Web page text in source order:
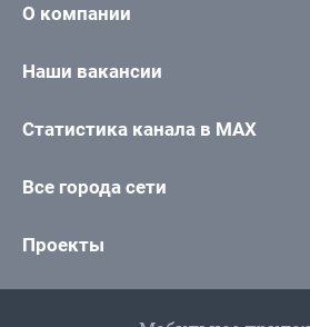
О компании
Наши вакансии
Статистика канала в MAX
Все города сети
Проекты